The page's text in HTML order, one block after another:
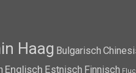
Haag Bulgarisch
Englisch Estnisch Finnisch